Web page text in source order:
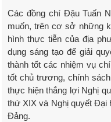
Các đồng chí Đậu Tuấn
muốn, trên cơ sở những
hình thực tiễn của địa
dụng sáng tạo để giải
thành tốt các nhiệm vụ
tốt chủ trương, chính
thực hiện thắng lợi Nghị
thứ XIX và Nghị quyết Đại
Đảng.